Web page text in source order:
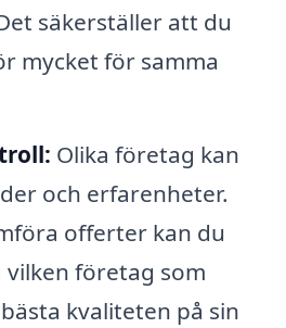
säkerställer att du
mycket för samma
Olika företag kan
och erfarenheter.
offerter kan du
vilken företag som
kvaliteten på sin